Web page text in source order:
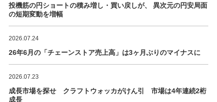
投機筋の円ショートの積み増し・買い戻しが、 異次元の円安局面
の短期変動を増幅
2026.07.24
26年6月の「チェーンストア売上高」は3ヶ月ぶりのマイナスに
2026.07.23
成長市場を探せ クラフトウォッカがけん引 市場は4年連続2桁
成長